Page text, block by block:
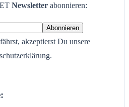
Newsletter abonnieren:
akzeptierst Du unsere